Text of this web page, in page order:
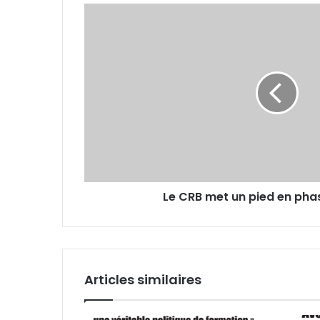
Le CRB met un pied en
Articles similaires